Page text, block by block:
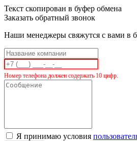
Текст скопирован в буфер обмена
Заказать обратный звонок
Наши менеджеры свяжутся с вами в
Номер телефона должен содержать 10 цифр.
Я принимаю условия